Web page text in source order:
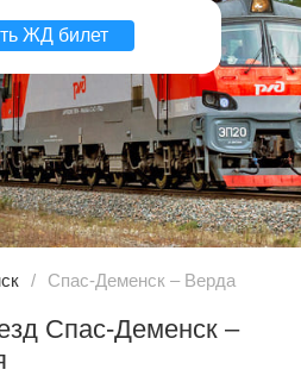
ЖД билет
Спас-Деменск – Верда
Спас-Деменск –